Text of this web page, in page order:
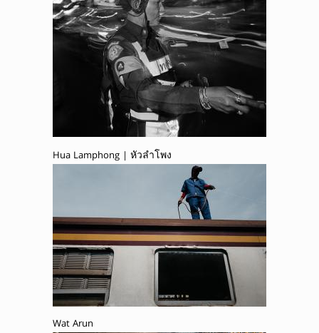
Hua Lamphong | หัวลำโพง
Wat Arun